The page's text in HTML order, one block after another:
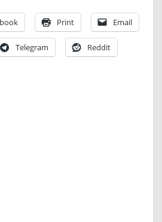
Print Email
Telegram Reddit